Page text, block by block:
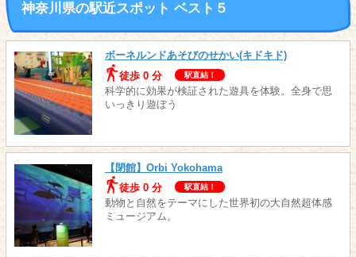
神奈川県の駅近スポット ベスト５
ボーネルンドあそびのせかい(キドキド)
徒歩 0 分
駅直結！
科学的に効果が検証された遊具を体験。全身で思
いっきり遊ぼう
【閉館】Orbi Yokohama
徒歩 0 分
駅直結！
動物と自然をテーマにした世界初の大自然超体感
ミュージアム。